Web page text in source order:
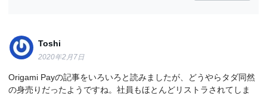
Toshi
2020年2月7日
Origami Payの記事をいろいろと読みましたが、どうやらタダ同然
の身売りだったようですね。社員もほとんどリストラされてしま